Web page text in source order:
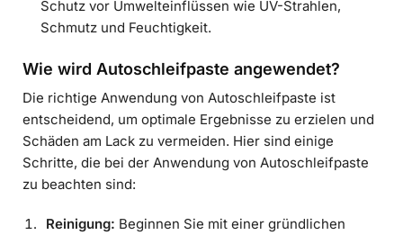
Schutz vor Umwelteinflüssen wie UV-Strahlen,
Schmutz und Feuchtigkeit.
Wie wird Autoschleifpaste angewendet?
Die richtige Anwendung von Autoschleifpaste ist
entscheidend, um optimale Ergebnisse zu erzielen und
Schäden am Lack zu vermeiden. Hier sind einige
Schritte, die bei der Anwendung von Autoschleifpaste
zu beachten sind:
Reinigung: Beginnen Sie mit einer gründlichen